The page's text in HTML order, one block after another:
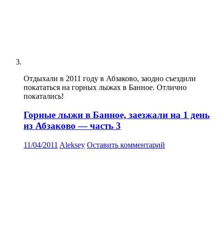
Отдыхали в 2011 году в Абзаково, заодно съездили
покататься на горных лыжах в Банное. Отлично
покатались!
Горные лыжи в Банное, заезжали на 1 день
из Абзаково — часть 3
11/04/2011 Aleksey Оставить комментарий